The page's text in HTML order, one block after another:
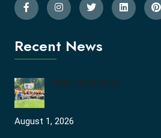
Recent News
Tree Plantation
August 1, 2026